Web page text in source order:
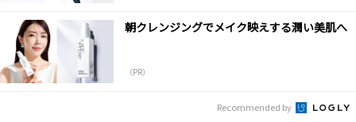
朝クレンジングでメイク映えする潤い美肌へ
（PR）
Recommended by